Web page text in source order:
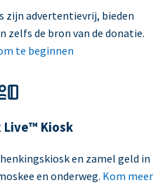
zijn advertentievrij, bieden
zelfs de bron van de donatie.
te beginnen
Live™ Kiosk
en zamel geld in
en onderweg. Kom meer